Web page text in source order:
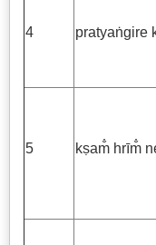
4 pratyaṅgire
5 kṣam̐ hrīm̐